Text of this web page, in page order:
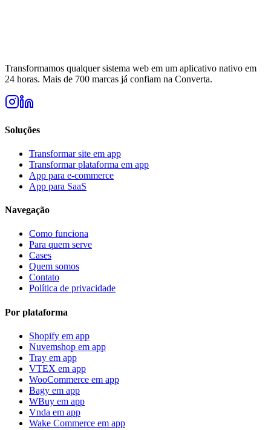
Transformamos qualquer sistema web em um aplicativo nativo em
24 horas. Mais de 700 marcas já confiam na Converta.
Soluções
Transformar site em app
Transformar plataforma em app
App para e-commerce
App para SaaS
Navegação
Como funciona
Para quem serve
Cases
Quem somos
Contato
Política de privacidade
Por plataforma
Shopify em app
Nuvemshop em app
Tray em app
VTEX em app
WooCommerce em app
Bagy em app
WBuy em app
Vnda em app
Wake Commerce em app